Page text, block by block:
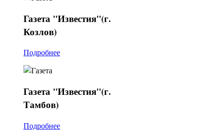
Газета "Известия"(г.
Козлов)
Подробнее
Газета "Известия"(г.
Тамбов)
Подробнее